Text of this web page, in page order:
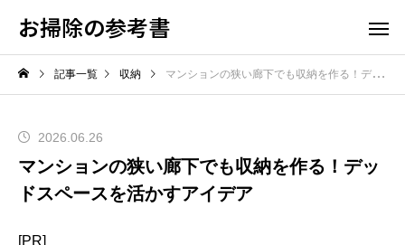
お掃除の参考書
記事一覧 収納 マンションの狭い廊下でも収納を作る！デッドスペースを活かすアイデア
2026.06.26
マンションの狭い廊下でも収納を作る！デッ
ドスペースを活かすアイデア
[PR]